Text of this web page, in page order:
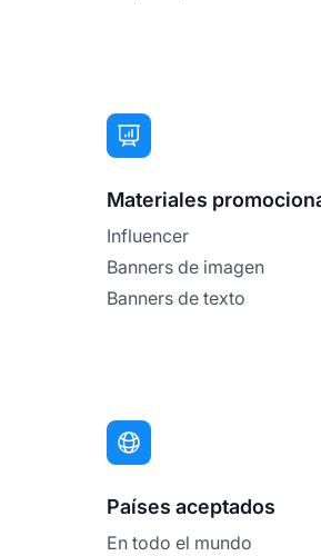
Materiales
Influencer
Banners de imagen
Banners de texto
Países aceptados
En todo el mundo